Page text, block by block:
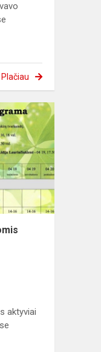
Plačiau
aktyviai